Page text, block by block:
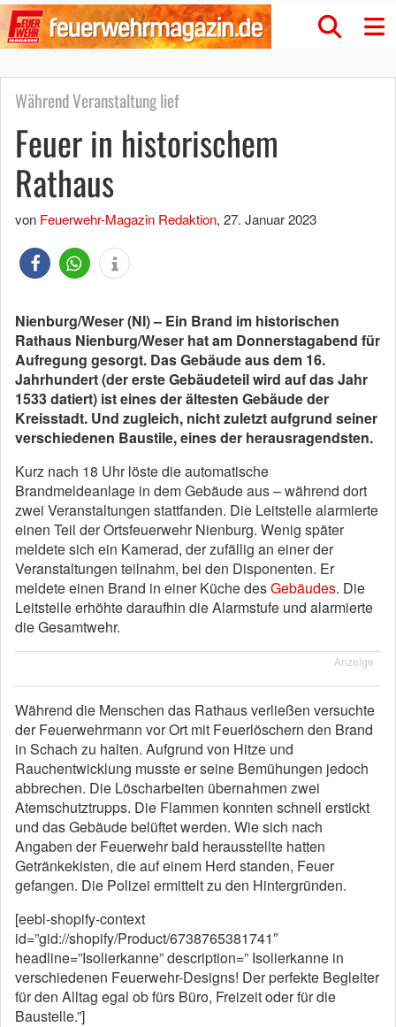
Während Veranstaltung lief
Feuer in historischem
Rathaus
von Feuerwehr-Magazin Redaktion, 27. Januar 2023
Nienburg/Weser (NI) – Ein Brand im historischen
Rathaus Nienburg/Weser hat am Donnerstagabend für
Aufregung gesorgt. Das Gebäude aus dem 16.
Jahrhundert (der erste Gebäudeteil wird auf das Jahr
1533 datiert) ist eines der ältesten Gebäude der
Kreisstadt. Und zugleich, nicht zuletzt aufgrund seiner
verschiedenen Baustile, eines der herausragendsten.
Kurz nach 18 Uhr löste die automatische
Brandmeldeanlage in dem Gebäude aus – während dort
zwei Veranstaltungen stattfanden. Die Leitstelle alarmierte
einen Teil der Ortsfeuerwehr Nienburg. Wenig später
meldete sich ein Kamerad, der zufällig an einer der
Veranstaltungen teilnahm, bei den Disponenten. Er
meldete einen Brand in einer Küche desGebäudes. Die
Leitstelle erhöhte daraufhin die Alarmstufe und alarmierte
die Gesamtwehr.
Anzeige
Während die Menschen das Rathaus verließen versuchte
der Feuerwehrmann vor Ort mit Feuerlöschern den Brand
in Schach zu halten. Aufgrund von Hitze und
Rauchentwicklung musste er seine Bemühungen jedoch
abbrechen. Die Löscharbeiten übernahmen zwei
Atemschutztrupps. Die Flammen konnten schnell erstickt
und das Gebäude belüftet werden. Wie sich nach
Angaben der Feuerwehr bald herausstellte hatten
Getränkekisten, die auf einem Herd standen, Feuer
gefangen. Die Polizei ermittelt zu den Hintergründen.
[eebl-shopify-context
id=”gid://shopify/Product/6738765381741″
headline=”Isolierkanne” description=” Isolierkanne in
verschiedenen Feuerwehr-Designs! Der perfekte Begleiter
für den Alltag egal ob fürs Büro, Freizeit oder für die
Baustelle.”]